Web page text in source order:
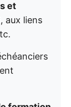
et
aux liens